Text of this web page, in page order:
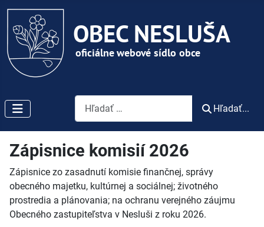
Vyhľadávanie
Hľadať...
Zápisnice komisií 2026
Zápisnice zo zasadnutí komisie finančnej, správy
obecného majetku, kultúrnej a sociálnej; životného
prostredia a plánovania; na ochranu verejného záujmu
Obecného zastupiteľstva v Nesluši z roku 2026.